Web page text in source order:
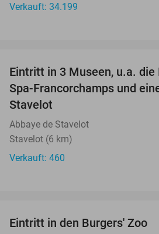
Verkauft: 34.199
Eintritt in 3 Museen, u.a. die
Spa-Francorchamps und
Stavelot
Abbaye de Stavelot
Stavelot (6 km)
Verkauft: 460
Eintritt in den Burgers' Zoo